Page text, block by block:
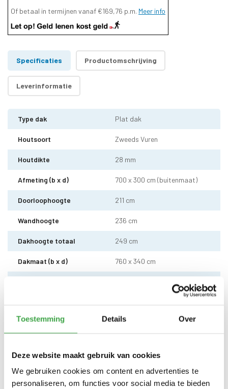
Toestemming Details Over
Deze website maakt gebruik van cookies
We gebruiken cookies om content en advertenties te
personaliseren, om functies voor social media te bieden
Of betaal in termijnen vanaf €169,76 p.m. Meer info
Specificaties Productomschrijving
Leverinformatie
Type dak Plat dak
Houtsoort Zweeds Vuren
Houtdikte 28 mm
Afmeting (b x d) 700 x 300 cm (buitenmaat)
Doorloophoogte 211 cm
Wandhoogte 236 cm
Dakhoogte totaal 249 cm
Dakmaat (b x d) 760 x 340 cm
Dakbedekking
EPDM uit 1 stuk geleverd incl.
Bevestigingsmaterialen
Alle bevestigingsmaterialen
zijn inbegrepen